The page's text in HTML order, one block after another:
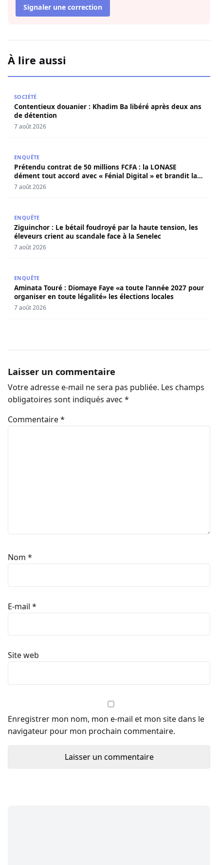
Signaler une correction
À lire aussi
SOCIÉTÉ
Contentieux douanier : Khadim Ba libéré après deux ans
de détention
7 août 2026
ENQUÊTE
Prétendu contrat de 50 millions FCFA : la LONASE
dément tout accord avec « Fénial Digital » et brandit la
menace de poursuites
7 août 2026
ENQUÊTE
Ziguinchor : Le bétail foudroyé par la haute tension, les
éleveurs crient au scandale face à la Senelec
7 août 2026
ENQUÊTE
Aminata Touré : Diomaye Faye «a toute l’année 2027 pour
organiser en toute légalité» les élections locales
7 août 2026
Laisser un commentaire
Votre adresse e-mail ne sera pas publiée. Les champs
obligatoires sont indiqués avec *
Commentaire*
Nom *
E-mail *
Site web
Enregistrer mon nom, mon e-mail et mon site dans le
navigateur pour mon prochain commentaire.